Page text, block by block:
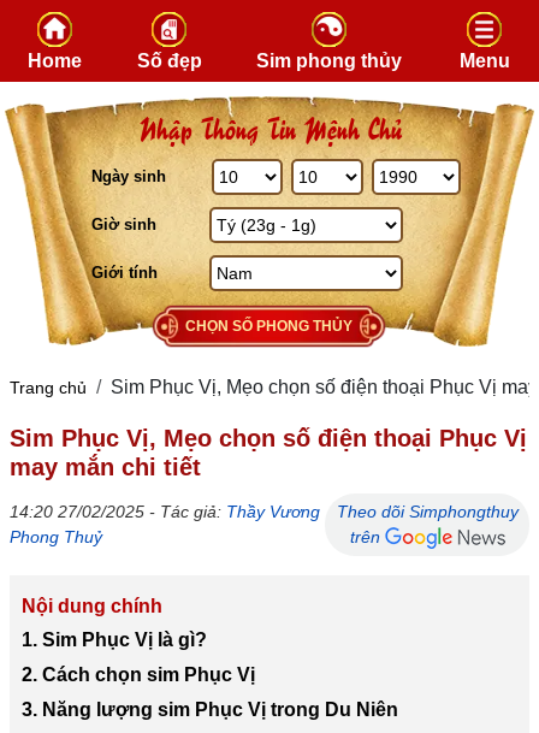
Skip to content
Home Số đẹp Sim phong thủy Menu
Nhập Thông Tin Mệnh Chủ
Ngày sinh
Giờ sinh
Giới tính
CHỌN SỐ PHONG THỦY
Trang chủ Sim Phục Vị, Mẹo chọn số điện thoại Phục Vị
Sim Phục Vị, Mẹo chọn số điện thoại Phục Vị
may mắn chi tiết
14:20 27/02/2025 - Tác giả: Thầy Vương
Phong Thuỷ
Theo dõi Simphongthuy
trên
Nội dung chính
1. Sim Phục Vị là gì?
2. Cách chọn sim Phục Vị
3. Năng lượng sim Phục Vị trong Du Niên